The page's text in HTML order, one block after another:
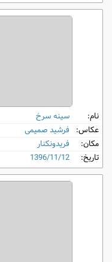
نام:
سینه‌ سرخ
عکاس: فرشید صمیمی
مکان:
فریدونکنار
تاریخ:
1396/11/12